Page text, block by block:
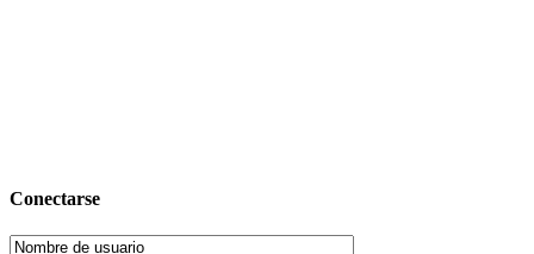
Conectarse